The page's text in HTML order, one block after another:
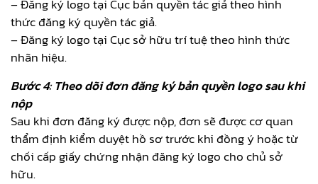
– Đăng ký logo tại Cục bản quyền tác giả theo hình
thức đăng ký quyền tác giả.
– Đăng ký logo tại Cục sở hữu trí tuệ theo hình thức
nhãn hiệu.
Bước 4: Theo dõi đơn đăng ký bản quyền logo sau khi
nộp
Sau khi đơn đăng ký được nộp, đơn sẽ được cơ quan
thẩm định kiểm duyệt hồ sơ trước khi đồng ý hoặc từ
chối cấp giấy chứng nhận đăng ký logo cho chủ sở
hữu.